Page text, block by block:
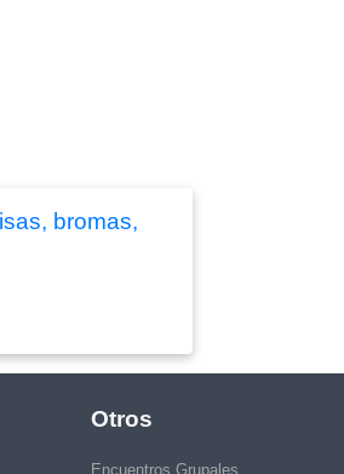
bromas,
Otros
Encuentros Grupales